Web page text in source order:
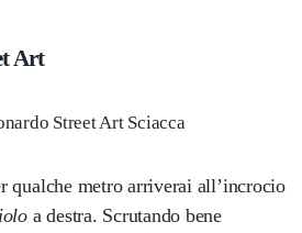
Art
qualche metro arriverai all’incrocio
a destra. Scrutando bene